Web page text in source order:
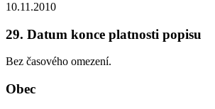
10.11.2010
29. Datum konce platnosti popisu
Bez časového omezení.
Obec